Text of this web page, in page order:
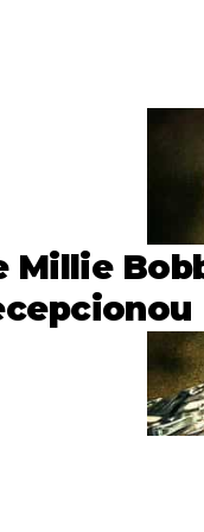
Millie